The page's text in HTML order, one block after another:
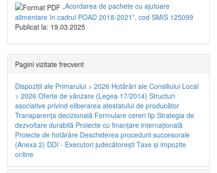
„Acordarea de pachete cu ajutoare
alimentare în cadrul POAD 2018-2021”, cod SMIS 125099
Publicat la: 19.03.2025
Pagini vizitate frecvent
Dispoziţii ale Primarului > 2026 Hotărâri ale Consiliului Local
> 2026 Oferte de vânzare (Legea 17/2014) Structuri
asociative privind eliberarea atestatului de producător
Transparenţa decizională Formulare cereri tip Strategia de
dezvoltare durabilă Proiecte cu finanţare internaţională
Proiecte de hotărâre Deschiderea procedurii succesorale
(Anexa 2) DDI - Executori judecătorești Taxe şi impozite
online